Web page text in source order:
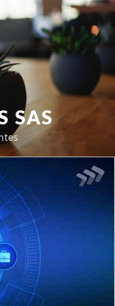
SAS